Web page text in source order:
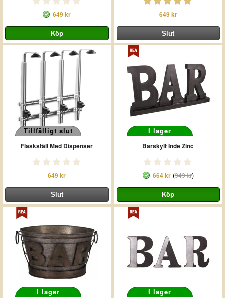
649 kr 649 kr
Tillfälligt slut
Flaskställ Med Dispenser
649 kr
I lager
Barskylt Inde Zinc
664 kr(949 kr)
I lager I lager